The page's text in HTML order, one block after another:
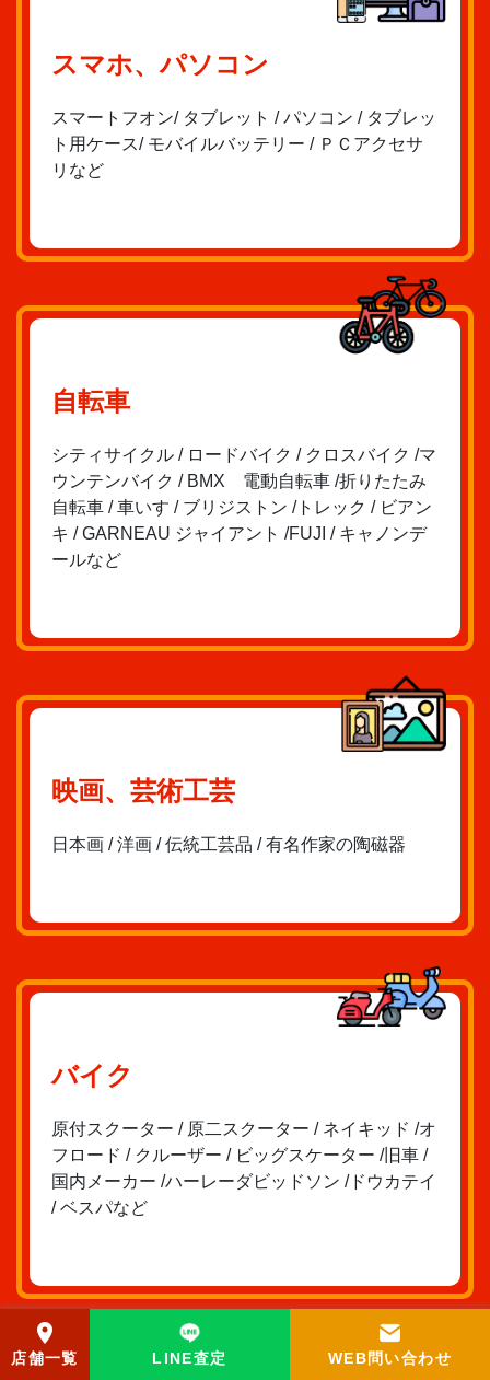
スマホ、パソコン
スマートフオン/ タブレット / パソコン / タブレッ
ト用ケース/ モバイルバッテリー / ＰＣアクセサ
リなど
自転車
シティサイクル / ロードバイク / クロスバイク /マ
ウンテンバイク / BMX 電動自転車 /折りたたみ
自転車 / 車いす / ブリジストン /トレック / ビアン
キ / GARNEAU ジャイアント /FUJI / キャノンデ
ールなど
映画、芸術工芸
日本画 / 洋画 / 伝統工芸品 / 有名作家の陶磁器
バイク
原付スクーター / 原二スクーター / ネイキッド /オ
フロード / クルーザー / ビッグスケーター /旧車 /
国内メーカー /ハーレーダビッドソン /ドウカテイ
/ ベスパなど
店舗一覧 LINE査定 WEB問い合わせ